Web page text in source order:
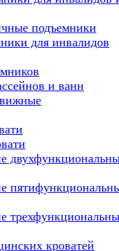
подъемники
для инвалидов
и ванн
кроватей